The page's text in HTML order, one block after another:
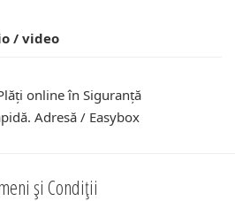
/ video
online în Siguranță
Adresă / Easybox
și Condiții